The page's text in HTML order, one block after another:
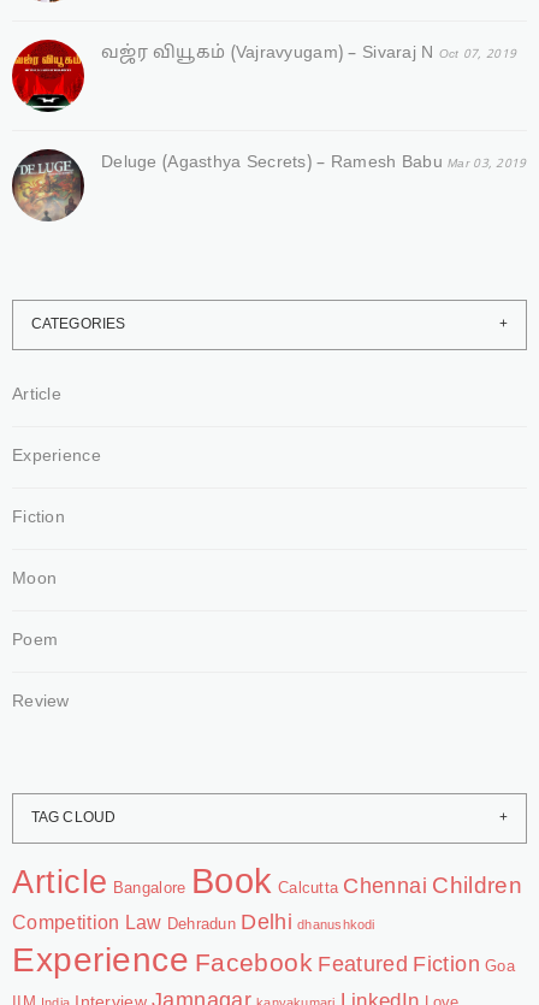
வஜ்ர‌ வியூகம் (Vajravyugam) – Sivaraj N Oct 07, 2019
Deluge (Agasthya Secrets) – Ramesh Babu Mar 03, 2019
CATEGORIES
Article
Experience
Fiction
Moon
Poem
Review
TAG CLOUD
Article Bangalore Book Calcutta Chennai Children
Competition Law Dehradun Delhi dhanushkodi
Experience Facebook Featured Fiction Goa